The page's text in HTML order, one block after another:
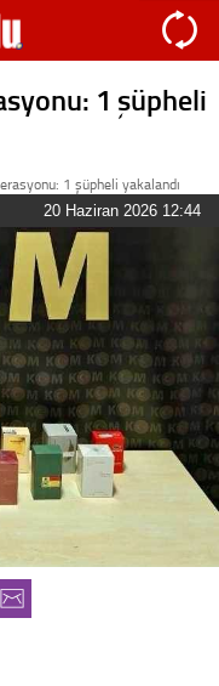
1 şüpheli
1 şüpheli yakalandı
20 Haziran 2026 12:44